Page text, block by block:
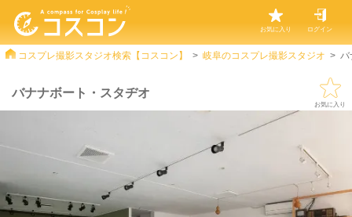
お気に入り ログイン
コスプレ撮影スタジオ検索【コスコン】 岐阜のコスプレ撮影スタジオ バ
バナナボート・スタヂオ
お気に入り